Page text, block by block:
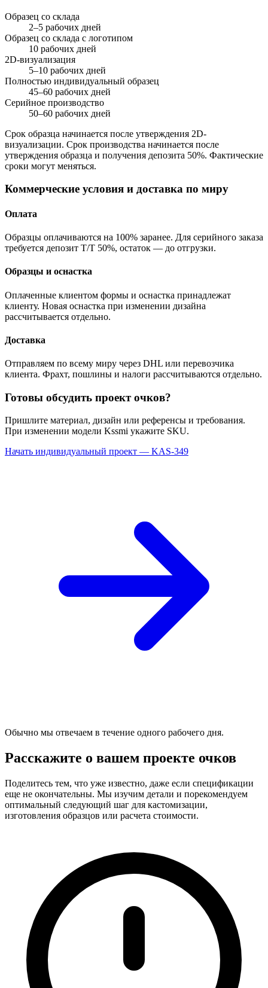
Образец со склада
2–5 рабочих дней
Образец со склада с логотипом
10 рабочих дней
2D-визуализация
5–10 рабочих дней
Полностью индивидуальный образец
45–60 рабочих дней
Серийное производство
50–60 рабочих дней
Срок образца начинается после утверждения 2D-
визуализации. Срок производства начинается после
утверждения образца и получения депозита 50%. Фактические
сроки могут меняться.
Коммерческие условия и доставка по миру
Оплата
Образцы оплачиваются на 100% заранее. Для серийного заказа
требуется депозит T/T 50%, остаток — до отгрузки.
Образцы и оснастка
Оплаченные клиентом формы и оснастка принадлежат
клиенту. Новая оснастка при изменении дизайна
рассчитывается отдельно.
Доставка
Отправляем по всему миру через DHL или перевозчика
клиента. Фрахт, пошлины и налоги рассчитываются отдельно.
Готовы обсудить проект очков?
Пришлите материал, дизайн или референсы и требования.
При изменении модели Kssmi укажите SKU.
Начать индивидуальный проект — KAS-349
Обычно мы отвечаем в течение одного рабочего дня.
Расскажите о вашем проекте очков
Поделитесь тем, что уже известно, даже если спецификации
еще не окончательны. Мы изучим детали и порекомендуем
оптимальный следующий шаг для кастомизации,
изготовления образцов или расчета стоимости.